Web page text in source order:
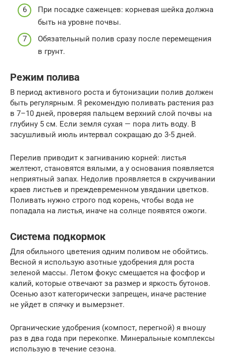
При посадке саженцев: корневая шейка должна
быть на уровне почвы.
Обязательный полив сразу после перемещения
в грунт.
Режим полива
В период активного роста и бутонизации полив должен
быть регулярным. Я рекомендую поливать растения раз
в 7–10 дней, проверяя пальцем верхний слой почвы на
глубину 5 см. Если земля сухая — пора лить воду. В
засушливый июль интервал сокращаю до 3-5 дней.
Перелив приводит к загниванию корней: листья
желтеют, становятся вялыми, а у основания появляется
неприятный запах. Недолив проявляется в скручивании
краев листьев и преждевременном увядании цветков.
Поливать нужно строго под корень, чтобы вода не
попадала на листья, иначе на солнце появятся ожоги.
Система подкормок
Для обильного цветения одним поливом не обойтись.
Весной я использую азотные удобрения для роста
зеленой массы. Летом фокус смещается на фосфор и
калий, которые отвечают за размер и яркость бутонов.
Осенью азот категорически запрещен, иначе растение
не уйдет в спячку и вымерзнет.
Органические удобрения (компост, перегной) я вношу
раз в два года при перекопке. Минеральные комплексы
использую в течение сезона.